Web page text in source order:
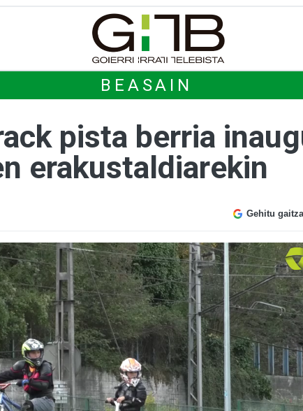
BEASAIN
pista berria
erakustaldiarekin
Gehitu